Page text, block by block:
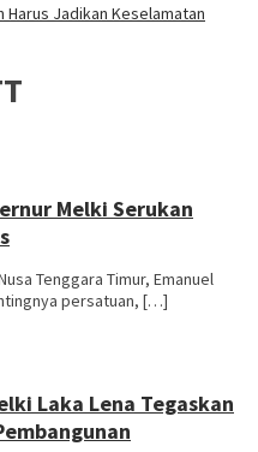
Harus Jadikan Keselamatan
Melki Serukan
Tenggara Timur, Emanuel
persatuan, […]
Laka Lena Tegaskan